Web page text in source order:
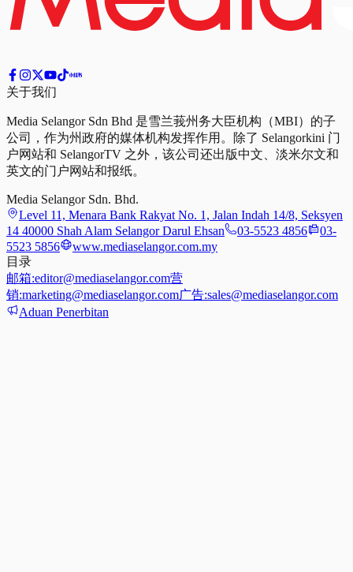
关于我们
Media Selangor Sdn Bhd 是雪兰莪州务大臣机构（MBI）的子
公司，作为州政府的媒体机构发挥作用。除了 Selangorkini 门
户网站和 SelangorTV 之外，该公司还出版中文、淡米尔文和
英文的门户网站和报纸。
Media Selangor Sdn. Bhd.
Level 11, Menara Bank Rakyat No. 1, Jalan Indah 14/8, Seksyen
14 40000 Shah Alam Selangor Darul Ehsan
03-5523 4856
03-
5523 5856
www.mediaselangor.com.my
目录
邮箱:editor@mediaselangor.com营
销:marketing@mediaselangor.com广告:sales@mediaselangor.com
Aduan Penerbitan